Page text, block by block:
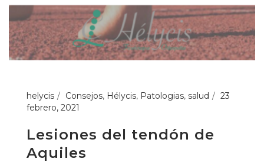
helycis Consejos, Hélycis, Patologias, salud
23
febrero, 2021
Lesiones del tendón de
Aquiles